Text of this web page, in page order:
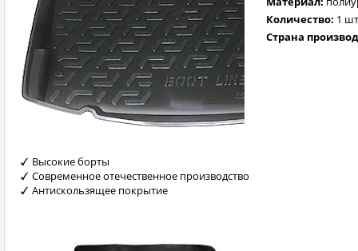
Количество: 1
Страна
Высокие борты
Современное отечественное производство
Антискользящее покрытие